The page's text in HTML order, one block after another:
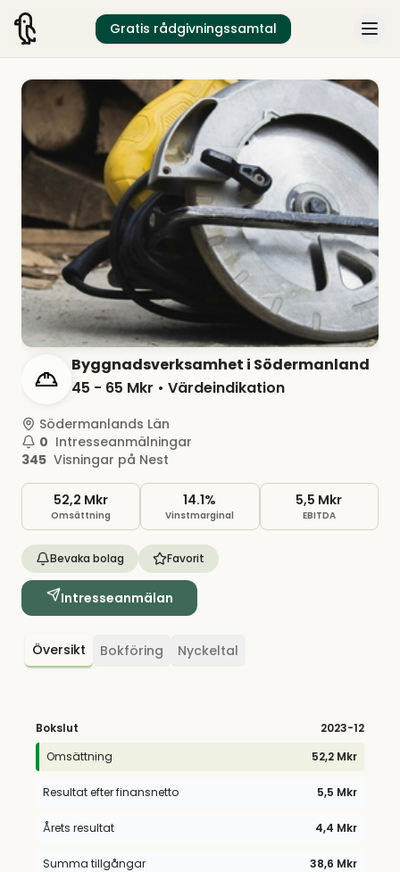
Gratis rådgivningssamtal
Byggnadsverksamhet i Södermanland
45 - 65 Mkr • Värdeindikation
Södermanlands Län
0 Intresseanmälningar
345 Visningar på Nest
52,2 Mkr
Omsättning
14.1%
Vinstmarginal
5,5 Mkr
EBITDA
Bevaka bolag Favorit
Intresseanmälan
Översikt Bokföring Nyckeltal
Bokslut 2023-12
Omsättning
52,2 Mkr
Resultat efter finansnetto 5,5 Mkr
Årets resultat 4,4 Mkr
Summa tillgångar 38,6 Mkr